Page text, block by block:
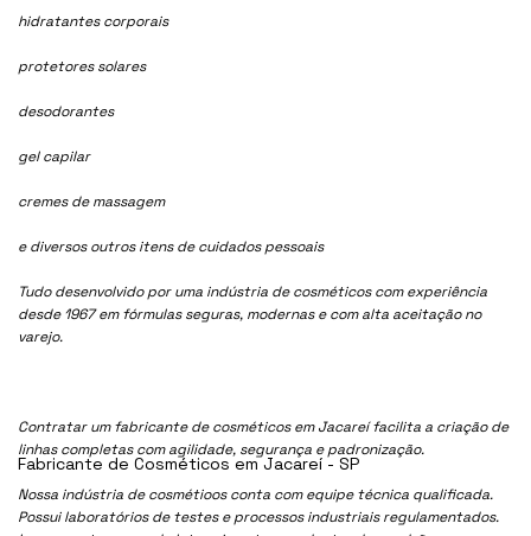
hidratantes corporais
protetores solares
desodorantes
gel capilar
cremes de massagem
e diversos outros itens de cuidados pessoais
Tudo desenvolvido por uma indústria de cosméticos com experiência
desde 1967 em fórmulas seguras, modernas e com alta aceitação no
varejo.
Contratar um fabricante de cosméticos em Jacareí facilita a criação de
linhas completas com agilidade, segurança e padronização.
Nossa indústria de cosmétioos conta com equipe técnica qualificada.
Possui laboratórios de testes e processos industriais regulamentados.
Fabricante de Cosméticos em Jacareí - SP